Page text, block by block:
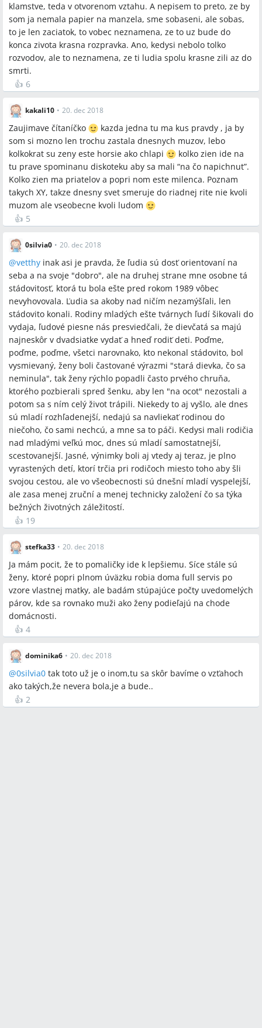
klamstve, teda v otvorenom vztahu. A nepisem to preto, ze by
som ja nemala papier na manzela, sme sobaseni, ale sobas,
to je len zaciatok, to vobec neznamena, ze to uz bude do
konca zivota krasna rozpravka. Ano, kedysi nebolo tolko
rozvodov, ale to neznamena, ze ti ludia spolu krasne zili az do
smrti.
👍 6
kakali10 • 20. dec 2018
Zaujimave čítaníčko
kazda jedna tu ma kus pravdy , ja by
som si mozno len trochu zastala dnesnych muzov, lebo
kolkokrat su zeny este horsie ako chlapi
kolko zien ide na
tu prave spominanu diskoteku aby sa mali “na čo napichnut”.
Kolko zien ma priatelov a popri nom este milenca. Poznam
takych XY, takze dnesny svet smeruje do riadnej rite nie kvoli
muzom ale vseobecne kvoli ludom
👍 5
0silvia0 • 20. dec 2018
@vetthy inak asi je pravda, že ľudia sú dosť orientovaní na
seba a na svoje "dobro", ale na druhej strane mne osobne tá
stádovitosť, ktorá tu bola ešte pred rokom 1989 vôbec
nevyhovovala. Ľudia sa akoby nad ničím nezamýšľali, len
stádovito konali. Rodiny mladých ešte tvárnych ľudí šikovali do
vydaja, ľudové piesne nás presviedčali, že dievčatá sa majú
najneskôr v dvadsiatke vydať a hneď rodiť deti. Poďme,
poďme, poďme, všetci narovnako, kto nekonal stádovito, bol
vysmievaný, ženy boli častované výrazmi "stará dievka, čo sa
neminula", tak ženy rýchlo popadli často prvého chruňa,
ktorého pozbierali spred šenku, aby len "na ocot" nezostali a
potom sa s ním celý život trápili. Niekedy to aj vyšlo, ale dnes
sú mladí rozhľadenejší, nedajú sa navliekať rodinou do
niečoho, čo sami nechcú, a mne sa to páči. Kedysi mali rodičia
nad mladými veľkú moc, dnes sú mladí samostatnejší,
scestovanejší. Jasné, výnimky boli aj vtedy aj teraz, je plno
vyrastených detí, ktorí trčia pri rodičoch miesto toho aby šli
svojou cestou, ale vo všeobecnosti sú dnešní mladí vyspelejší,
ale zasa menej zruční a menej technicky založení čo sa týka
bežných životných záležitostí.
👍 19
stefka33 • 20. dec 2018
Ja mám pocit, že to pomaličky ide k lepšiemu. Síce stále sú
ženy, ktoré popri plnom úväzku robia doma full servis po
vzore vlastnej matky, ale badám stúpajúce počty uvedomelých
párov, kde sa rovnako muži ako ženy podieľajú na chode
domácnosti.
👍 4
dominika6 • 20. dec 2018
@0silvia0 tak toto už je o inom,tu sa skôr bavíme o vzťahoch
ako takých,že nevera bola,je a bude..
👍 2